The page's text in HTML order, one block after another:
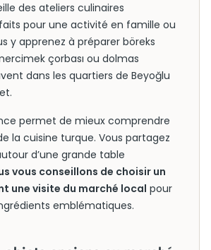
des ateliers culinaires
pour une activité en famille ou
y apprenez à préparer böreks
çorbası ou dolmas
dans les quartiers de Beyoğlu
permet de mieux comprendre
la cuisine turque. Vous partagez
d’une grande table
vous conseillons de choisir un
une visite du marché local pour
emblématiques.